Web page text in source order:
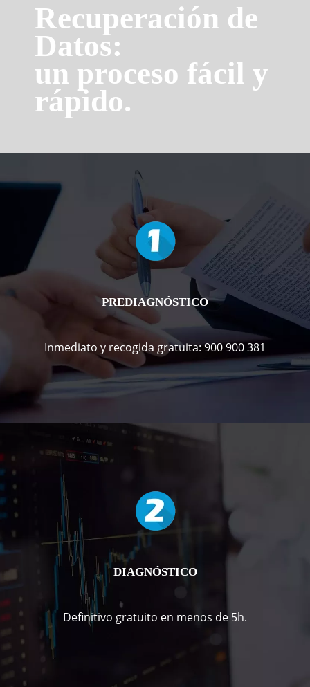
Recuperación de
Datos:
un proceso fácil y
rápido.
PREDIAGNÓSTICO
Inmediato y recogida gratuita: 900 900 381
DIAGNÓSTICO
Definitivo gratuito en menos de 5h.